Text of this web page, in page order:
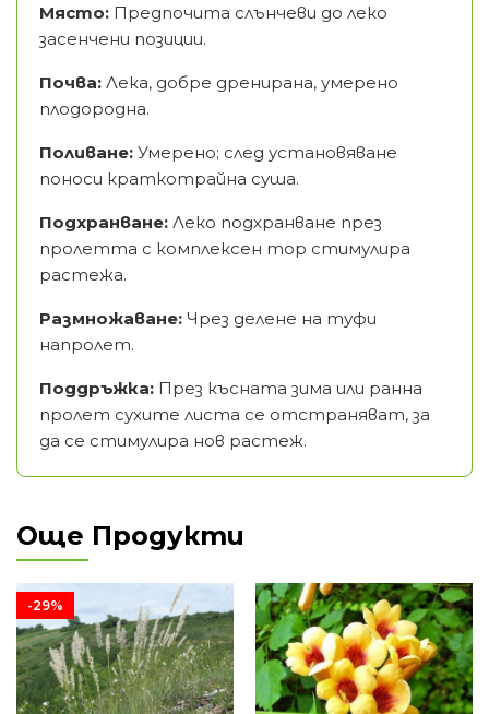
Място: Предпочита слънчеви до леко
засенчени позиции.
Почва: Лека, добре дренирана, умерено
плодородна.
Поливане: Умерено; след установяване
поноси краткотрайна суша.
Подхранване: Леко подхранване през
пролетта с комплексен тор стимулира
растежа.
Размножаване: Чрез делене на туфи
напролет.
Поддръжка: През късната зима или ранна
пролет сухите листа се отстраняват, за
да се стимулира нов растеж.
Още Продукти
-29%